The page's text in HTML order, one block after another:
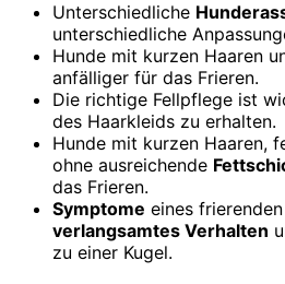
Unterschiedliche
unterschiedliche
Hunde mit kurzen Haaren
anfälliger für das Frieren.
Die richtige Fellpflege ist
des Haarkleids zu erhalten.
Hunde mit kurzen Haaren,
ohne ausreichende
das Frieren.
Symptome eines
verlangsamtes Verhalten
zu einer Kugel.